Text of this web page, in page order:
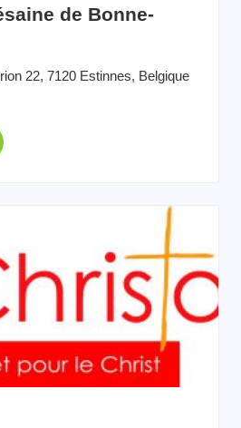
de Bonne-
22, 7120 Estinnes, Belgique